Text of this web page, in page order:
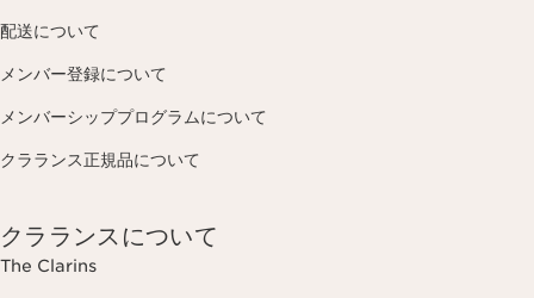
配送について
メンバー登録について
メンバーシッププログラムについて
クラランス正規品について
クラランスについて
The Clarins